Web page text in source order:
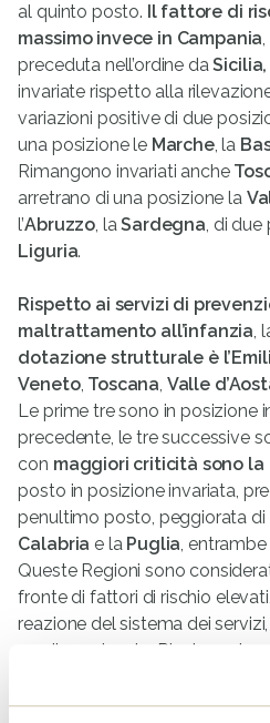
al quinto posto. Il fattore di
massimo invece in Campania
preceduta nell’ordine da
invariate rispetto alla
variazioni positive di due
una posizione le Marche, la
Rimangono invariati anche
arretrano di una posizione la
l’Abruzzo, laSardegna, di due
Liguria.
Rispetto ai servizi di
maltrattamento all’infanzia,
dotazione strutturale è
Veneto, Toscana, Valle
Le prime tre sono in posizione
precedente, le tre successive
con maggiori criticità sono la
posto in posizione invariata,
penultimo posto, peggiorata di
Calabria e la Puglia,
Queste Regioni sono
fronte di fattori di rischio
reazione del sistema dei
media nazionale. Rientrano tra
posizione anche ilPiemonte,